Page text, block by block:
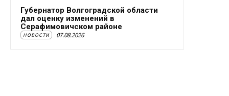
Губернатор Волгоградской области
дал оценку изменений в
Серафимовичском районе
НОВОСТИ 07.08.2026